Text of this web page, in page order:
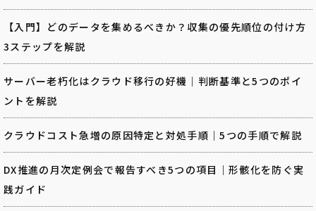
【入門】どのデータを集めるべきか？収集の優先順位の付け方
3ステップを解説
サーバー老朽化はクラウド移行の好機｜判断基準と5つのポイ
ントを解説
クラウドコスト急増の原因特定と対処手順｜5つの手順で解説
DX推進の月次定例会で報告すべき5つの項目｜形骸化を防ぐ実
践ガイド